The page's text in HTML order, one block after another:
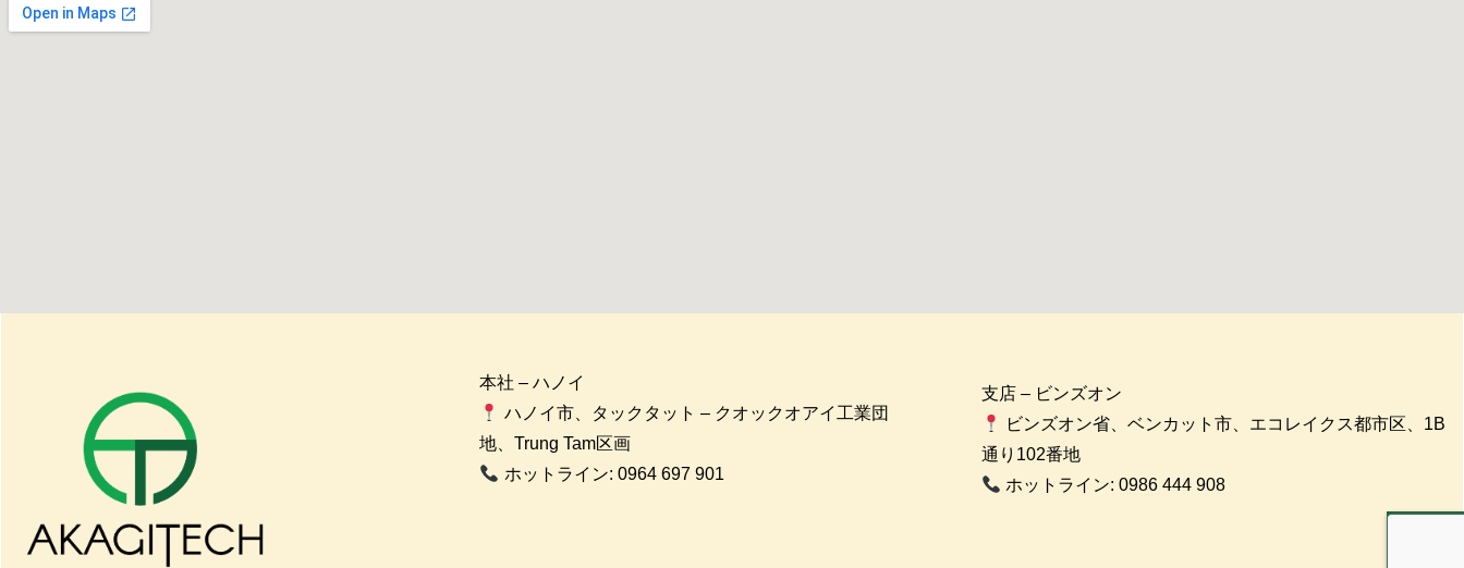
本社 – ハノイ
ハノイ市、タックタット – クオックオアイ工業団
地、Trung Tam区画
ホットライン: 0964 697 901
支店 – ビンズオン
ビンズオン省、ベンカット市、エコレイクス都市区、1B
通り102番地
ホットライン: 0986 444 908